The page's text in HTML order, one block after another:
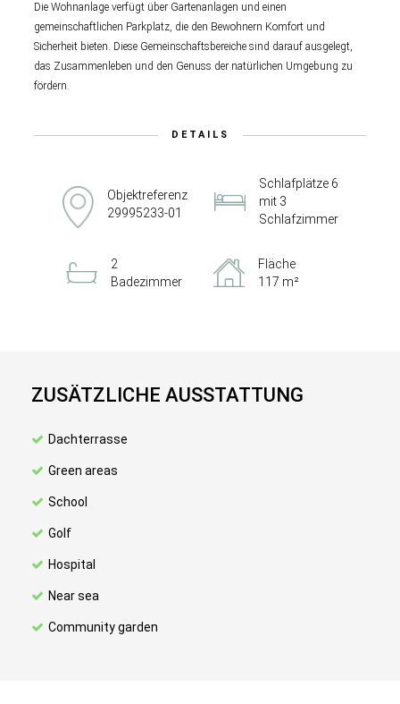
Die Wohnanlage verfügt über Gartenanlagen und einen
gemeinschaftlichen Parkplatz, die den Bewohnern Komfort und
Sicherheit bieten. Diese Gemeinschaftsbereiche sind darauf ausgelegt,
das Zusammenleben und den Genuss der natürlichen Umgebung zu
fördern.
DETAILS
Objektreferenz
29995233-01
Schlafplätze 6
mit 3
Schlafzimmer
2
Badezimmer
Fläche
117 m²
ZUSÄTZLICHE AUSSTATTUNG
Dachterrasse
Green areas
School
Golf
Hospital
Near sea
Community garden